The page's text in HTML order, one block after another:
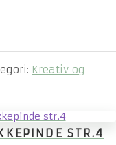
Kreativ og
STR.4